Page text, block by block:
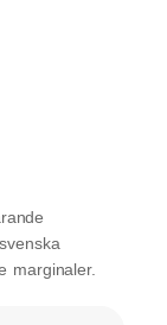
marginaler.